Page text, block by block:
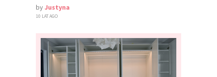
byJustyna
10 LAT AGO